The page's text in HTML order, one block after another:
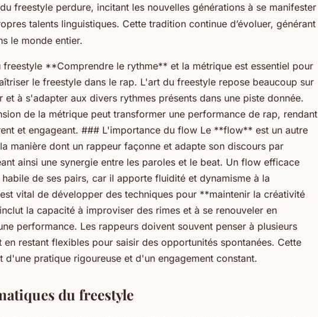
du freestyle perdure, incitant les nouvelles générations à se manifester
talents linguistiques. Cette tradition continue d’évoluer, générant
le monde entier.
freestyle **Comprendre le rythme** et la métrique est essentiel pour
le freestyle dans le rap. L'art du freestyle repose beaucoup sur
et à s'adapter aux divers rythmes présents dans une piste donnée.
de la métrique peut transformer une performance de rap, rendant
et engageant. ### L'importance du flow Le **flow** est un autre
manière dont un rappeur façonne et adapte son discours par
ainsi une synergie entre les paroles et le beat. Un flow efficace
de ses pairs, car il apporte fluidité et dynamisme à la
vital de développer des techniques pour **maintenir la créativité
la capacité à improviser des rimes et à se renouveler en
performance. Les rappeurs doivent souvent penser à plusieurs
restant flexibles pour saisir des opportunités spontanées. Cette
d'une pratique rigoureuse et d'un engagement constant.
du freestyle